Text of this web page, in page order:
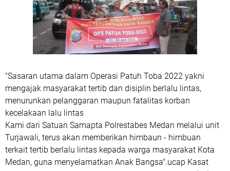
"Sasaran utama dalam Operasi Patuh Toba 2022 yakni
mengajak masyarakat tertib dan disiplin berlalu lintas,
menurunkan pelanggaran maupun fatalitas korban
kecelakaan lalu lintas
Kami dari Satuan Samapta Polrestabes Medan melalui unit
Turjawali, terus akan memberikan himbaun - himbuan
terkait tertib berlalu lintas kepada warga masyarakat Kota
Medan, guna menyelamatkan Anak Bangsa".ucap Kasat